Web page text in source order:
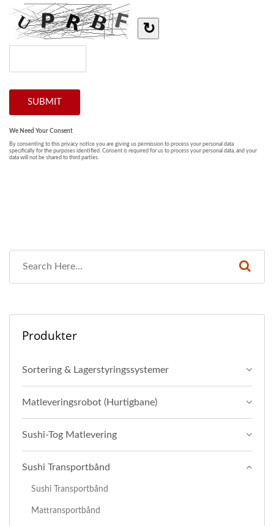
Produkter
Sortering & Lagerstyringssystemer
Matleveringsrobot (Hurtigbane)
Sushi-Tog Matlevering
Sushi Transportbånd
Sushi Transportbånd
Mattransportbånd